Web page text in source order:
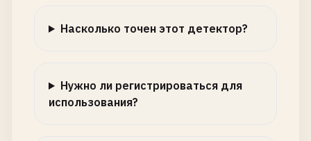
Насколько точен этот детектор?
Нужно ли регистрироваться для
использования?